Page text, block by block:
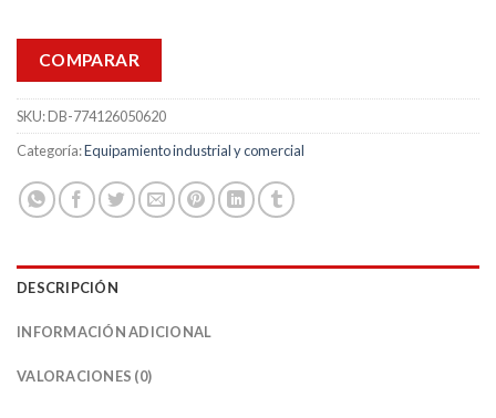
COMPARAR
SKU:DB-774126050620
Categoría:Equipamiento industrial y comercial
DESCRIPCIÓN
INFORMACIÓN ADICIONAL
VALORACIONES (0)